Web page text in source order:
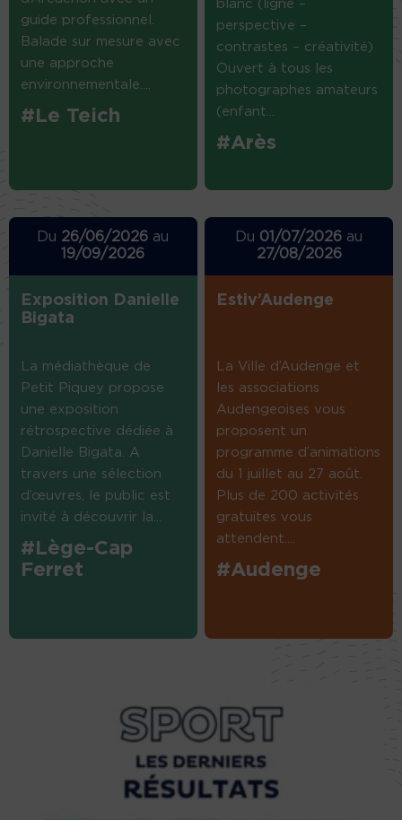
guide professionnel.
Balade sur mesure avec
une approche
environnementale....
#Le Teich
blanc (ligne –
perspective –
contrastes – créativité)
Ouvert à tous les
photographes amateurs
(enfant...
#Arès
Du 26/06/2026 au
19/09/2026
Exposition Danielle
Bigata
La médiathèque de
Petit Piquey propose
une exposition
rétrospective dédiée à
Danielle Bigata. A
travers une sélection
d’œuvres, le public est
invité à découvrir la...
#Lège-Cap
Ferret
Du 01/07/2026 au
27/08/2026
Estiv’Audenge
La Ville d’Audenge et
les associations
Audengeoises vous
proposent un
programme d’animations
du 1 juillet au 27 août.
Plus de 200 activités
gratuites vous
attendent....
#Audenge